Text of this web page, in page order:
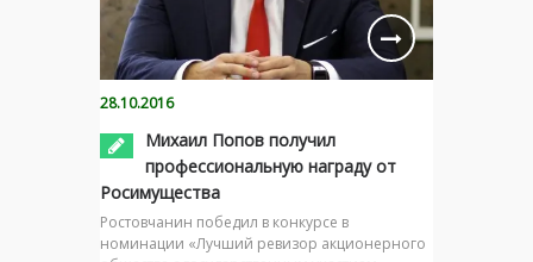
28.10.2016
Михаил Попов получил
профессиональную награду от
Росимущества
Ростовчанин победил в конкурсе в
номинации «Лучший ревизор акционерного